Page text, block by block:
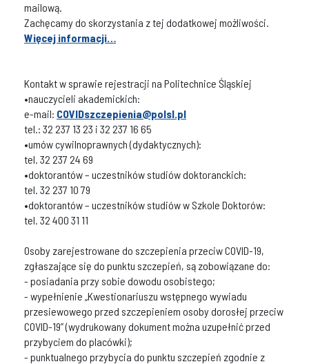
mailową.
Zachęcamy do skorzystania z tej dodatkowej możliwości.
Więcej informacji…
Kontakt w sprawie rejestracji na Politechnice Śląskiej
•nauczycieli akademickich:
e-mail: COVIDszczepienia@polsl.pl
tel.: 32 237 13 23 i 32 237 16 65
•umów cywilnoprawnych (dydaktycznych):
tel. 32 237 24 69
•doktorantów – uczestników studiów doktoranckich:
tel. 32 237 10 79
•doktorantów – uczestników studiów w Szkole Doktorów:
tel. 32 400 31 11
Osoby zarejestrowane do szczepienia przeciw COVID-19,
zgłaszające się do punktu szczepień, są zobowiązane do:
- posiadania przy sobie dowodu osobistego;
- wypełnienie „Kwestionariuszu wstępnego wywiadu
przesiewowego przed szczepieniem osoby dorosłej przeciw
COVID-19” (wydrukowany dokument można uzupełnić przed
przybyciem do placówki);
- punktualnego przybycia do punktu szczepień zgodnie z